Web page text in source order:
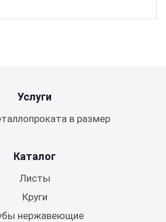
Услуги
в размер
Каталог
Листы
Круги
нержавеющие